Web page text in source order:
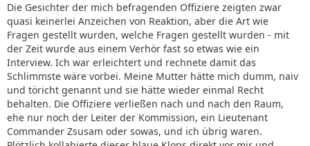
Die Gesichter der mich befragenden Offiziere zeigten zwar
quasi keinerlei Anzeichen von Reaktion, aber die Art wie
Fragen gestellt wurden, welche Fragen gestellt wurden - mit
der Zeit wurde aus einem Verhör fast so etwas wie ein
Interview. Ich war erleichtert und rechnete damit das
Schlimmste wäre vorbei. Meine Mutter hätte mich dumm, naiv
und töricht genannt und sie hätte wieder einmal Recht
behalten. Die Offiziere verließen nach und nach den Raum,
ehe nur noch der Leiter der Kommission, ein Lieutenant
Commander Zsusam oder sowas, und ich übrig waren.